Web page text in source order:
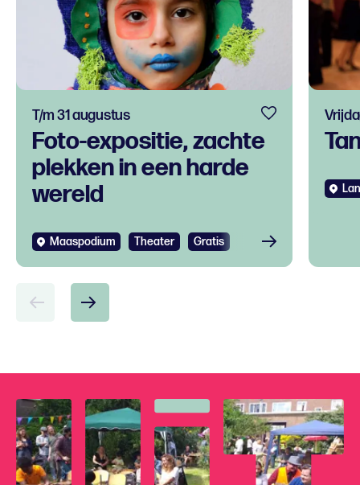
Foto-expositie, zachte
plekken in een harde
wereld
T/m 31 augustus
Maaspodium Theater Gratis